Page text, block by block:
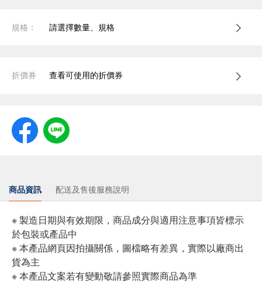
規格： 請選擇數量、規格
折價券 查看可使用的折價券
商品資訊 配送及售後服務說明
※ 製造日期與有效期限，商品成分與適用注意事項皆標示
於包裝或產品中
※ 本產品網頁因拍攝關係，圖檔略有差異，實際以廠商出
貨為主
※ 本產品文案若有變動敬請參照實際商品為準